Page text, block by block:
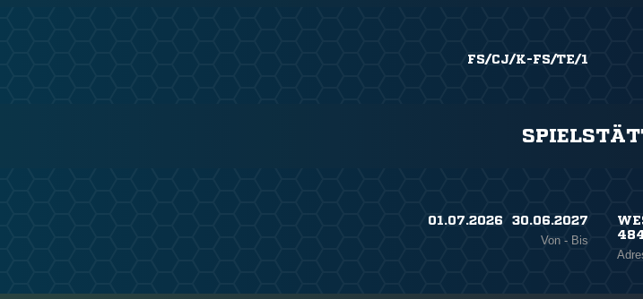
FS/CJ/K-FS/TE/1
01.07.2026 ​ 30.06.2027
Von - Bis